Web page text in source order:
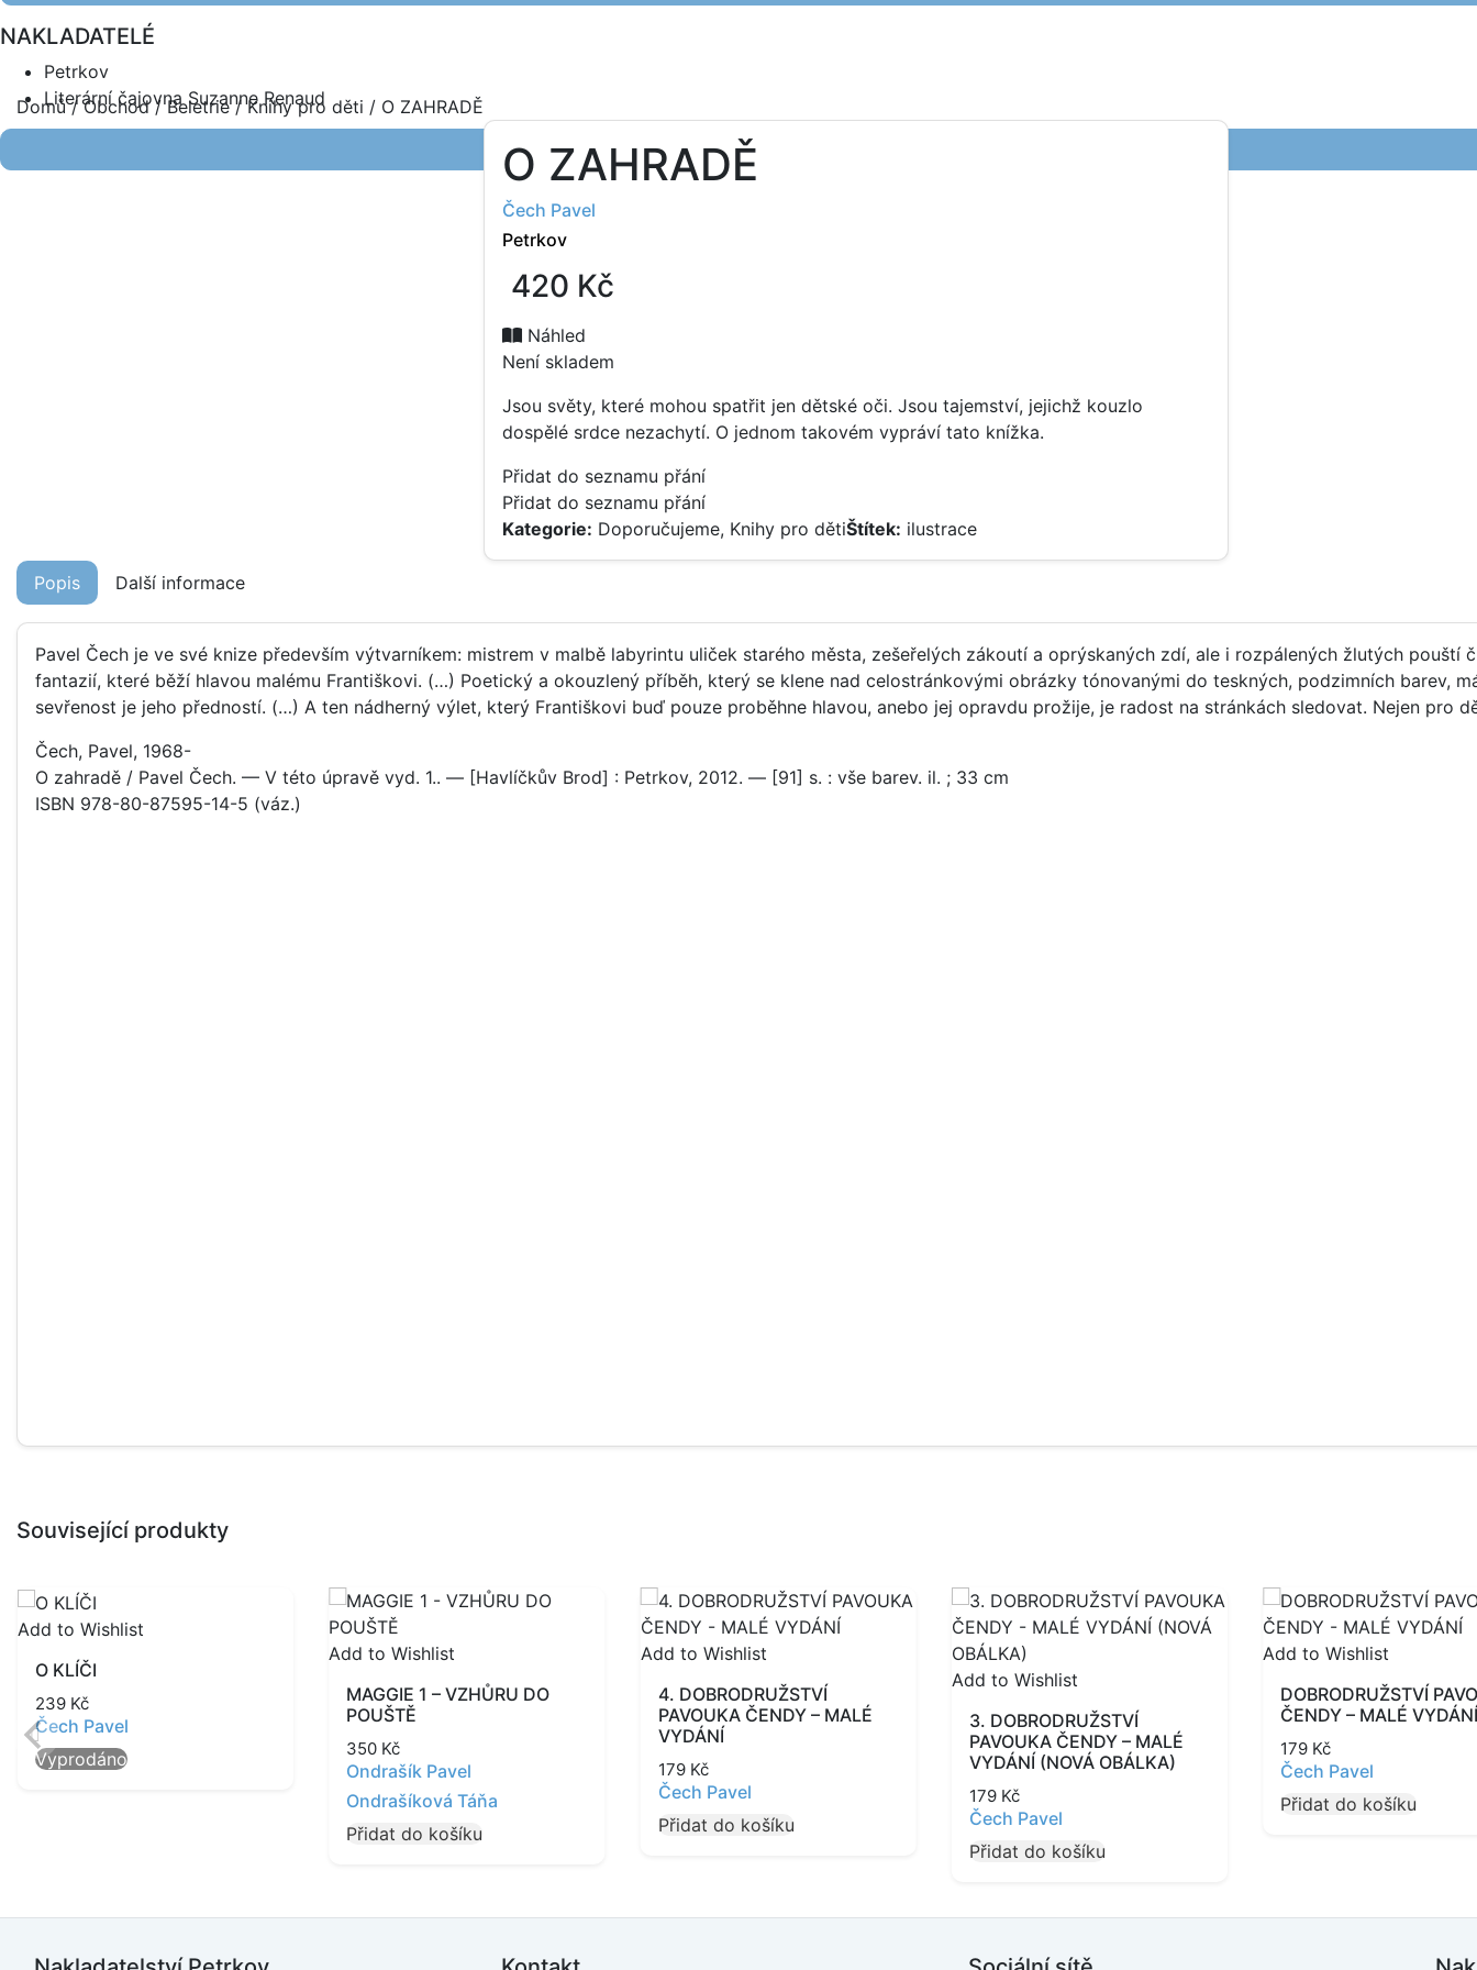
NAKLADATELÉ
Petrkov
Literární čajovna Suzanne Renaud
Domů/Obchod/Beletrie/Knihy pro děti / O ZAHRADĚ
O ZAHRADĚ
Čech Pavel
Petrkov
420 Kč
Náhled
Není skladem
Jsou světy, které mohou spatřit jen dětské oči. Jsou tajemství, jejichž kouzlo
dospělé srdce nezachytí. O jednom takovém vypráví tato knížka.
Přidat do seznamu přání
Přidat do seznamu přání
Kategorie: Doporučujeme, Knihy pro dětiŠtítek: ilustrace
Popis Další informace
Pavel Čech je ve své knize především výtvarníkem: mistrem v malbě labyrintu uliček starého města, zešeřelých zákoutí a oprýskaných zdí, ale i rozpálených žlutých pouští
fantazií, které běží hlavou malému Františkovi. (…) Poetický a okouzlený příběh, který se klene nad celostránkovými obrázky tónovanými do teskných, podzimních barev,
sevřenost je jeho předností. (…) A ten nádherný výlet, který Františkovi buď pouze proběhne hlavou, anebo jej opravdu prožije, je radost na stránkách sledovat. Nejen pro
Čech, Pavel, 1968-
O zahradě / Pavel Čech. — V této úpravě vyd. 1.. — [Havlíčkův Brod] : Petrkov, 2012. — [91] s. : vše barev. il. ; 33 cm
ISBN 978-80-87595-14-5 (váz.)
Související produkty
Add to Wishlist
O KLÍČI
239 Kč
Čech Pavel
Vyprodáno
Add to Wishlist
MAGGIE 1 – VZHŮRU DO
POUŠTĚ
350 Kč
Ondrašík Pavel
Ondrašíková Táňa
Přidat do košíku
Add to Wishlist
4. DOBRODRUŽSTVÍ
PAVOUKA ČENDY – MALÉ
VYDÁNÍ
179 Kč
Čech Pavel
Přidat do košíku
Add to Wishlist
3. DOBRODRUŽSTVÍ
PAVOUKA ČENDY – MALÉ
VYDÁNÍ (NOVÁ OBÁLKA)
179 Kč
Čech Pavel
Přidat do košíku
Add to Wishlist
DOBRODRUŽSTVÍ
ČENDY – MALÉ
179 Kč
Čech Pavel
Přidat do košíku